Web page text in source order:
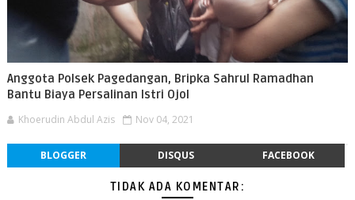
Anggota Polsek Pagedangan, Bripka Sahrul Ramadhan
Bantu Biaya Persalinan Istri Ojol
Khoerudin Abdul Azis Nov 04, 2021
BLOGGER DISQUS FACEBOOK
TIDAK ADA KOMENTAR: